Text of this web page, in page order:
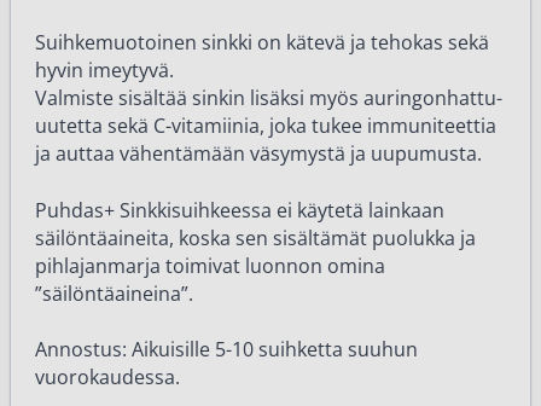
Suihkemuotoinen sinkki on kätevä ja tehokas sekä
hyvin imeytyvä.
Valmiste sisältää sinkin lisäksi myös auringonhattu-
uutetta sekä C-vitamiinia, joka tukee immuniteettia
ja auttaa vähentämään väsymystä ja uupumusta.
Puhdas+ Sinkkisuihkeessa ei käytetä lainkaan
säilöntäaineita, koska sen sisältämät puolukka ja
pihlajanmarja toimivat luonnon omina
”säilöntäaineina”.
Annostus: Aikuisille 5-10 suihketta suuhun
vuorokaudessa.